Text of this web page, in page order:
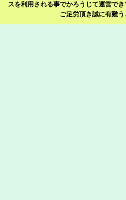
スを利用される事でかろうじて運営で
ご足労頂き誠に有難う